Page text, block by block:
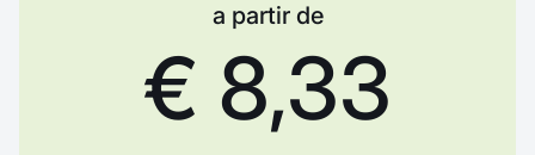
a partir de
€ 8,33